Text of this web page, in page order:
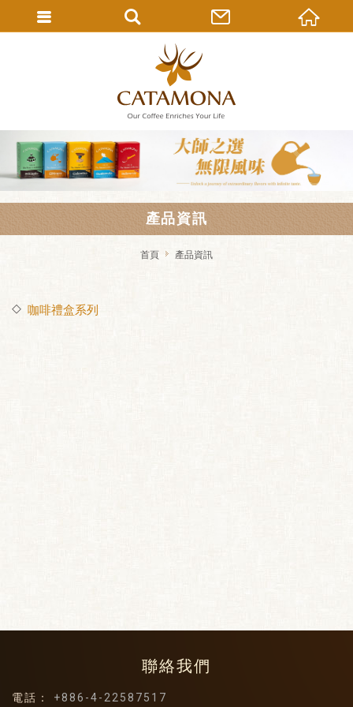
產品資訊
首頁 產品資訊
咖啡禮盒系列
聯絡我們
電話： +886-4-22587517